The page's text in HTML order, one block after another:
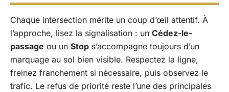
Chaque intersection mérite un coup d’œil attentif. À
l’approche, lisez la signalisation : un Cédez-le-
passage ou un Stop s’accompagne toujours d’un
marquage au sol bien visible. Respectez la ligne,
freinez franchement si nécessaire, puis observez le
trafic. Le refus de priorité reste l’une des principales